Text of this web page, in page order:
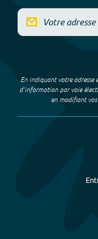
En indiquant votre adresse
d’information par voie
en modifiant